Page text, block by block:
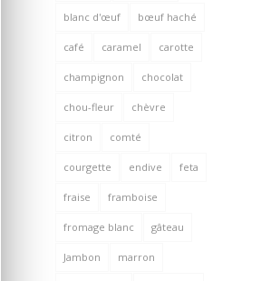
blanc d'œuf bœuf haché
café caramel carotte
champignon chocolat
chou-fleur chèvre
citron comté
courgette endive feta
fraise framboise
fromage blanc gâteau
Jambon marron